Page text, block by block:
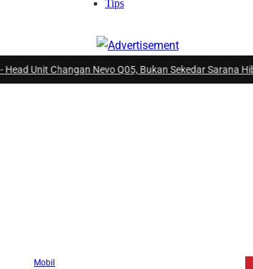
Tips
Nevo Q05, Bukan Sekedar Sarana Hiburan
Mobil